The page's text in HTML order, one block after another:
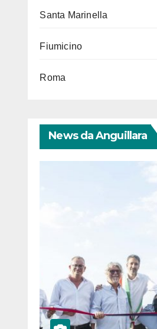
Santa Marinella
Fiumicino
Roma
News da Anguillara